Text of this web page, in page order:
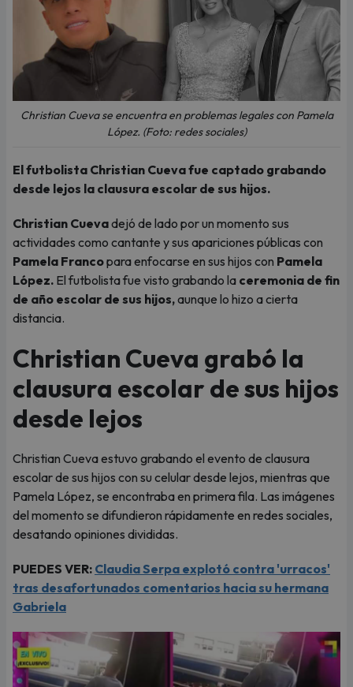
Christian Cueva se encuentra en problemas legales con Pamela
López. (Foto: redes sociales)
El futbolista Christian Cueva fue captado grabando
desde lejos la clausura escolar de sus hijos.
Christian Cuevadejó de lado por un momento sus
actividades como cantante y sus apariciones públicas con
Pamela Francopara enfocarse en sus hijos con Pamela
López. El futbolista fue visto grabando la ceremonia de fin
de año escolar de sus hijos,aunque lo hizo a cierta
distancia.
Christian Cueva grabó la
clausura escolar de sus hijos
desde lejos
Christian Cueva estuvo grabando el evento de clausura
escolar de sus hijos con su celular desde lejos, mientras que
Pamela López, se encontraba en primera fila. Las imágenes
del momento se difundieron rápidamente en redes sociales,
desatando opiniones divididas.
PUEDES VER: Claudia Serpa explotó contra 'urracos'
tras desafortunados comentarios hacia su hermana
Gabriela